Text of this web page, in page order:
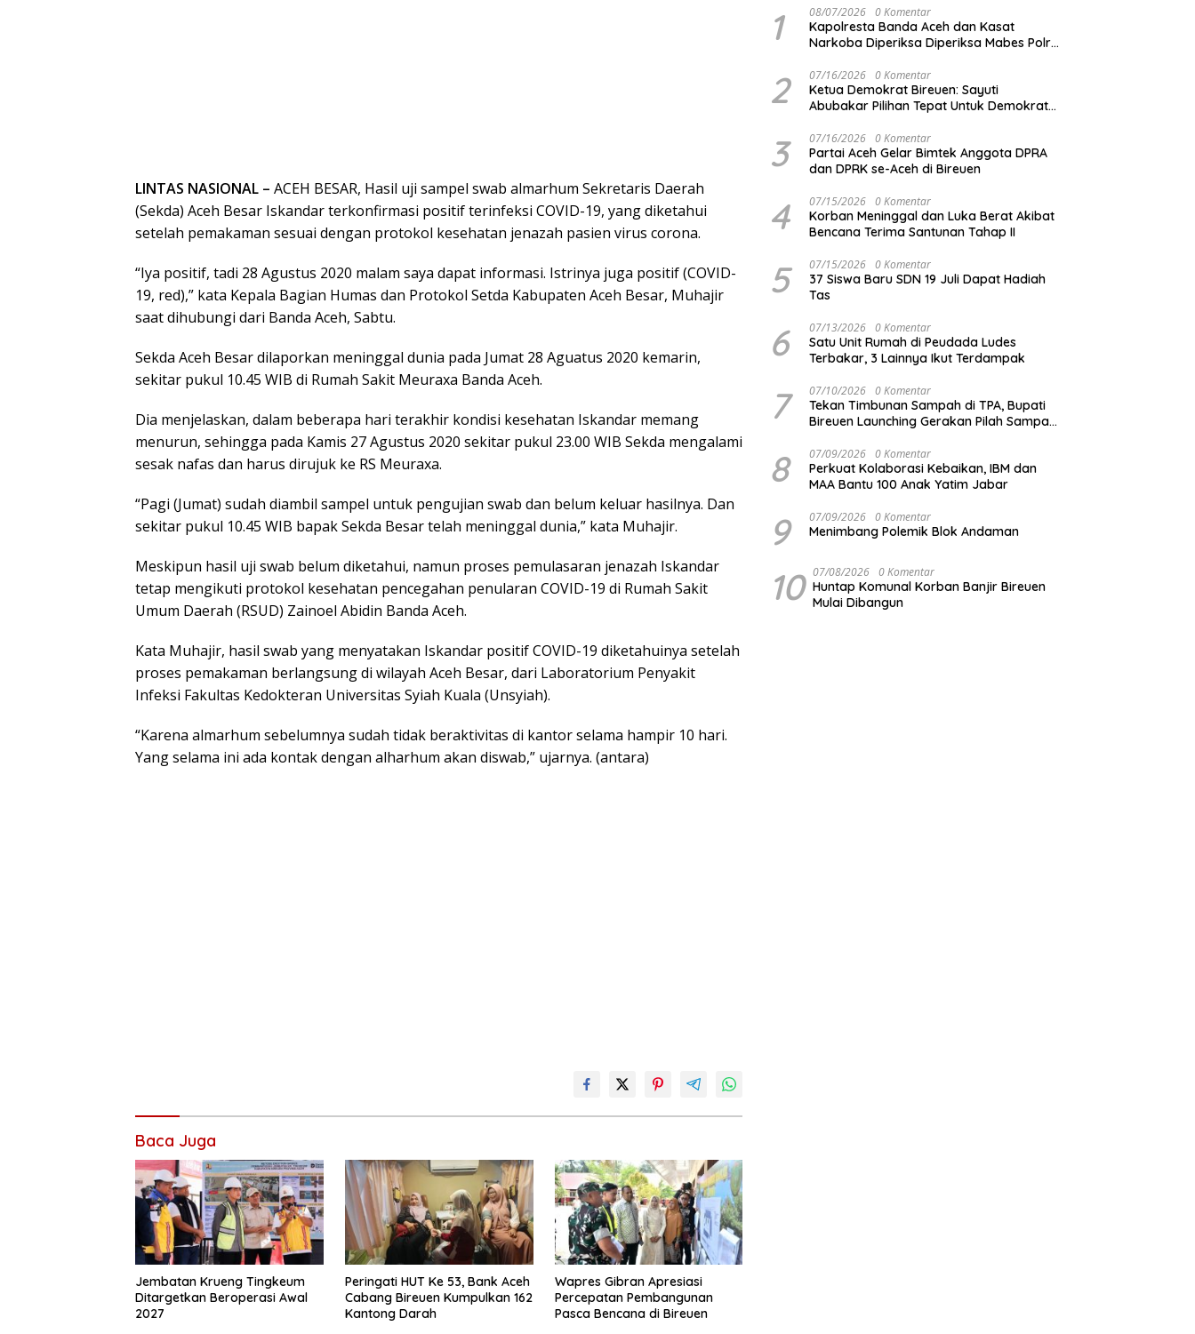
LINTAS NASIONAL – ACEH BESAR, Hasil uji sampel swab almarhum Sekretaris Daerah
(Sekda) Aceh Besar Iskandar terkonfirmasi positif terinfeksi COVID-19, yang diketahui
setelah pemakaman sesuai dengan protokol kesehatan jenazah pasien virus corona.
“Iya positif, tadi 28 Agustus 2020 malam saya dapat informasi. Istrinya juga positif (COVID-
19, red),” kata Kepala Bagian Humas dan Protokol Setda Kabupaten Aceh Besar, Muhajir
saat dihubungi dari Banda Aceh, Sabtu.
Sekda Aceh Besar dilaporkan meninggal dunia pada Jumat 28 Aguatus 2020 kemarin,
sekitar pukul 10.45 WIB di Rumah Sakit Meuraxa Banda Aceh.
Dia menjelaskan, dalam beberapa hari terakhir kondisi kesehatan Iskandar memang
menurun, sehingga pada Kamis 27 Agustus 2020 sekitar pukul 23.00 WIB Sekda mengalami
sesak nafas dan harus dirujuk ke RS Meuraxa.
“Pagi (Jumat) sudah diambil sampel untuk pengujian swab dan belum keluar hasilnya. Dan
sekitar pukul 10.45 WIB bapak Sekda Besar telah meninggal dunia,” kata Muhajir.
Meskipun hasil uji swab belum diketahui, namun proses pemulasaran jenazah Iskandar
tetap mengikuti protokol kesehatan pencegahan penularan COVID-19 di Rumah Sakit
Umum Daerah (RSUD) Zainoel Abidin Banda Aceh.
Kata Muhajir, hasil swab yang menyatakan Iskandar positif COVID-19 diketahuinya setelah
proses pemakaman berlangsung di wilayah Aceh Besar, dari Laboratorium Penyakit
Infeksi Fakultas Kedokteran Universitas Syiah Kuala (Unsyiah).
“Karena almarhum sebelumnya sudah tidak beraktivitas di kantor selama hampir 10 hari.
Yang selama ini ada kontak dengan alharhum akan diswab,” ujarnya. (antara)
Baca Juga
Jembatan Krueng Tingkeum
Ditargetkan Beroperasi Awal
2027
Peringati HUT Ke 53, Bank Aceh
Cabang Bireuen Kumpulkan 162
Kantong Darah
Wapres Gibran Apresiasi
Percepatan Pembangunan
Pasca Bencana di Bireuen
1 08/07/2026 0 Komentar
Kapolresta Banda Aceh dan Kasat
Narkoba Diperiksa Diperiksa Mabes Polri,
2 07/16/2026 0 Komentar
Ketua Demokrat Bireuen: Sayuti
Abubakar Pilihan Tepat Untuk Demokrat
3 07/16/2026 0 Komentar
Partai Aceh Gelar Bimtek Anggota DPRA
dan DPRK se-Aceh di Bireuen
4 07/15/2026 0 Komentar
Korban Meninggal dan Luka Berat Akibat
Bencana Terima Santunan Tahap II
5 07/15/2026 0 Komentar
37 Siswa Baru SDN 19 Juli Dapat Hadiah
Tas
6 07/13/2026 0 Komentar
Satu Unit Rumah di Peudada Ludes
Terbakar, 3 Lainnya Ikut Terdampak
7 07/10/2026 0 Komentar
Tekan Timbunan Sampah di TPA, Bupati
Bireuen Launching Gerakan Pilah Sampah
8 07/09/2026 0 Komentar
Perkuat Kolaborasi Kebaikan, IBM dan
MAA Bantu 100 Anak Yatim Jabar
9 07/09/2026 0 Komentar
Menimbang Polemik Blok Andaman
10 07/08/2026 0 Komentar
Huntap Komunal Korban Banjir Bireuen
Mulai Dibangun